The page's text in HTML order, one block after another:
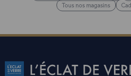
Tous nos magasins